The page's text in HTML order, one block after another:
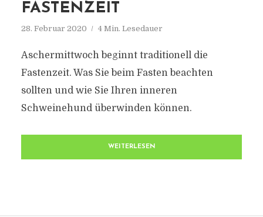
FASTENZEIT
28. Februar 2020 4 Min. Lesedauer
Aschermittwoch beginnt traditionell die
Fastenzeit. Was Sie beim Fasten beachten
sollten und wie Sie Ihren inneren
Schweinehund überwinden können.
WEITERLESEN